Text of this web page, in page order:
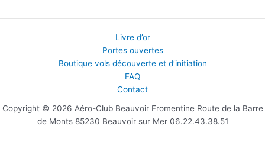
Livre d’or
Portes ouvertes
Boutique vols découverte et d’initiation
FAQ
Contact
Copyright © 2026 Aéro-Club Beauvoir Fromentine Route de la Barre
de Monts 85230 Beauvoir sur Mer 06.22.43.38.51